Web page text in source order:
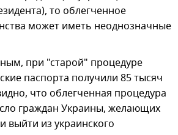
то облегченное
может иметь неоднозначные
при "старой" процедуре
паспорта получили 85 тысяч
что облегченная процедура
граждан Украины, желающих
выйти из украинского